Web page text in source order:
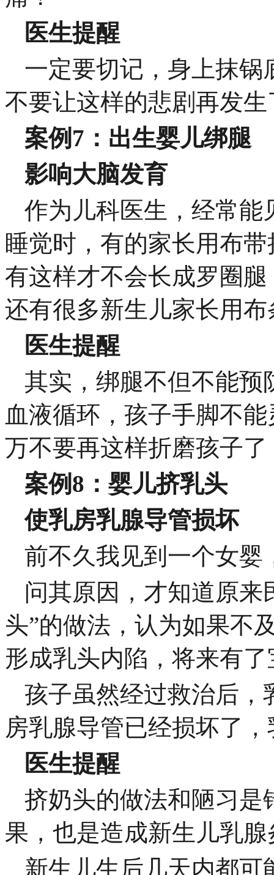
医生提醒
一定要切记，身上抹锅
不要让这样的悲剧再发生
案例7：出生婴儿绑腿
影响大脑发育
作为儿科医生，经常能
睡觉时，有的家长用布
有这样才不会长成罗圈
还有很多新生儿家长用
医生提醒
其实，绑腿不但不能预
血液循环，孩子手脚不
万不要再这样折磨孩子了
案例8：婴儿挤乳头
使乳房乳腺导管损坏
前不久我见到一个女婴
问其原因，才知道原来
头”的做法，认为如果不
形成乳头内陷，将来有
孩子虽然经过救治后，
房乳腺导管已经损坏了
医生提醒
挤奶头的做法和陋习是
果，也是造成新生儿乳
新生儿生后几天内都